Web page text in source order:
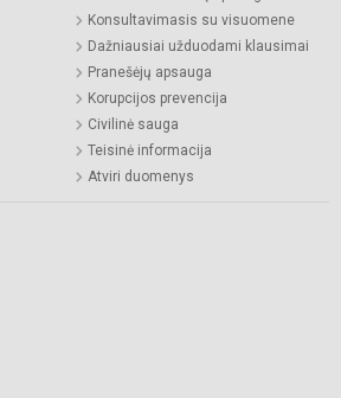
Konsultavimasis su visuomene
Dažniausiai užduodami klausimai
Pranešėjų apsauga
Korupcijos prevencija
Civilinė sauga
Teisinė informacija
Atviri duomenys